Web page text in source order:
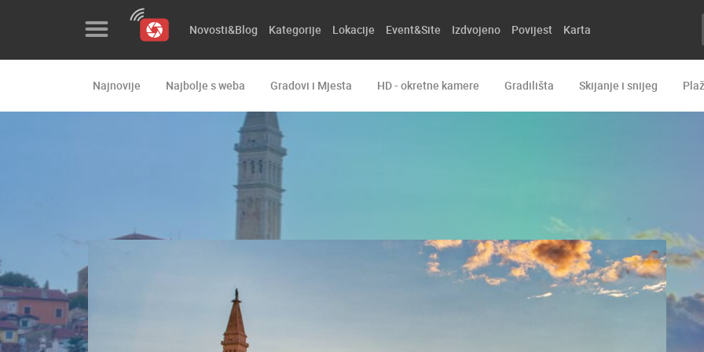
Izdvojeno
Novosti&Blog Kategorije Lokacije Event&Site Izdvojeno Povijest Karta
Najnovije Najbolje s weba Gradovi i Mjesta HD - okretne kamere Gradilišta Skijanje i snijeg